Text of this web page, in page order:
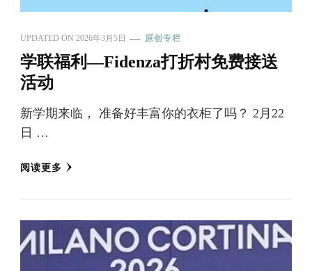
UPDATED ON 2026年3月5日 原创专栏
学联福利—Fidenza打折村免费接送
活动
新学期来临， 准备好丰富你的衣柜了吗？ 2月22
日 …
阅读更多